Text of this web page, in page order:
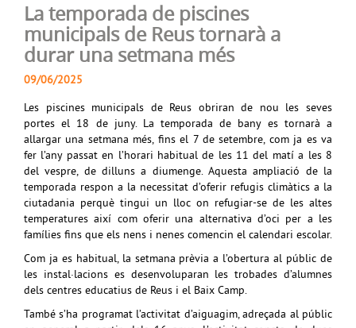
La temporada de piscines
municipals de Reus tornarà a
durar una setmana més
09/06/2025
Les piscines municipals de Reus obriran de nou les seves
portes el 18 de juny. La temporada de bany es tornarà a
allargar una setmana més, fins el 7 de setembre, com ja es va
fer l’any passat en l’horari habitual de les 11 del matí a les 8
del vespre, de dilluns a diumenge. Aquesta ampliació de la
temporada respon a la necessitat d’oferir refugis climàtics a la
ciutadania perquè tingui un lloc on refugiar-se de les altes
temperatures així com oferir una alternativa d’oci per a les
famílies fins que els nens i nenes comencin el calendari escolar.
Com ja es habitual, la setmana prèvia a l’obertura al públic de
les instal·lacions es desenvoluparan les trobades d’alumnes
dels centres educatius de Reus i el Baix Camp.
També s’ha programat l’activitat d’aiguagim, adreçada al públic